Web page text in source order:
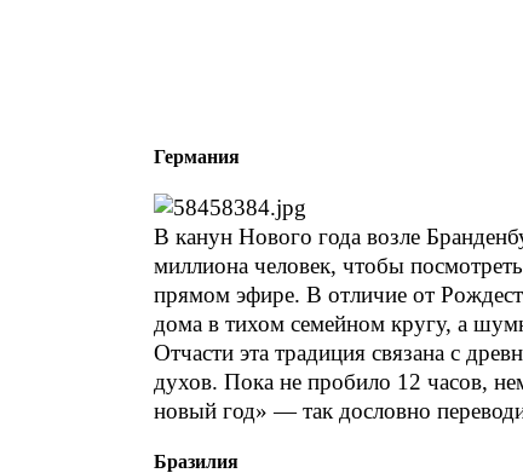
Германия
В канун Нового года возле
миллиона человек, чтобы
прямом эфире. В отличие от
дома в тихом семейном кругу, а
Отчасти эта традиция связана с
духов. Пока не пробило 12 часов,
новый год» — так дословно
Бразилия